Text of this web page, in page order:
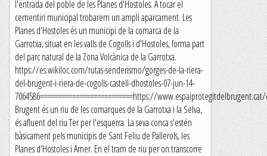
l'entrada del poble de les Planes d'Hostoles. A tocar el
cementiri municipal trobarem un ampli aparcament. Les
Planes d'Hostoles és un municipi de la comarca de la
Garrotxa, situat en les valls de Cogolls i d'Hostoles, forma part
del parc natural de la Zona Volcànica de la Garrotxa.
https://es.wikiloc.com/rutas-senderismo/gorges-de-la-riera-
del-brugent-i-riera-de-cogolls-castell-dhostoles-07-jun-14-
7064586==========================https://
Brugent és un riu de les comarques de la Garrotxa i la Selva,
és afluent del riu Ter per l'esquerra. La seva conca s'estén
bàsicament pels municipis de Sant Feliu de Pallerols, les
Planes d'Hostoles i Amer. En el tram de riu per on transcorre